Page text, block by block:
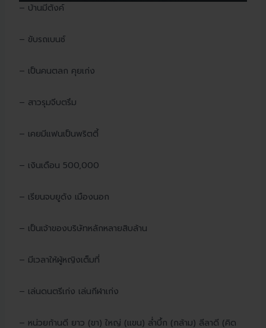
– บ้านมีตังค์
– ขับรถเบนซ์
– เป็นคนตลก คุยเก่ง
– สาวรุมจีบตรึม
– เคยมีแฟนเป็นพริตตี้
– เงินเดือน 500,000
– เรียนจบยูดัง เมืองนอก
– เป็นเจ้าของบริษัทหลักหลายสิบล้าน
– มีเวลาให้ผู้หญิงเต็มที่
– เล่นดนตรีเก่ง เล่นกีฬาเก่ง
– หน่วยก้านดี ยาว (ขา) ใหญ่ (แขน) ล่ำบึ้ก (กล้าม) ลีลาดี (คิด